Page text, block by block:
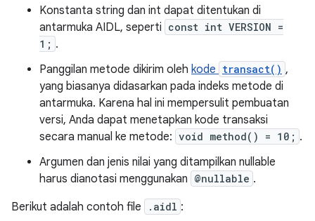
Konstanta string dan int dapat ditentukan di
antarmuka AIDL, seperti const int VERSION =
1; .
Panggilan metode dikirim oleh kode transact() ,
yang biasanya didasarkan pada indeks metode di
antarmuka. Karena hal ini mempersulit pembuatan
versi, Anda dapat menetapkan kode transaksi
secara manual ke metode: void method() = 10; .
Argumen dan jenis nilai yang ditampilkan nullable
harus dianotasi menggunakan @nullable .
Berikut adalah contoh file
.aidl :